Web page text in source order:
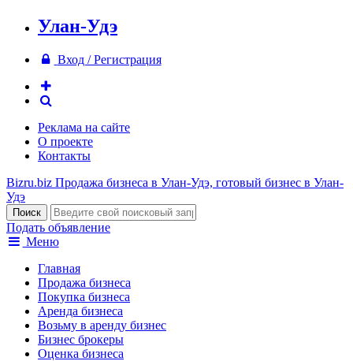
Улан-Удэ
Вход / Регистрация
Реклама на сайте
О проекте
Контакты
Bizru.biz Продажа бизнеса в Улан-Удэ, готовый бизнес в Улан-
Удэ
Подать объявление
Меню
Главная
Продажа бизнеса
Покупка бизнеса
Аренда бизнеса
Возьму в аренду бизнес
Бизнес брокеры
Оценка бизнеса